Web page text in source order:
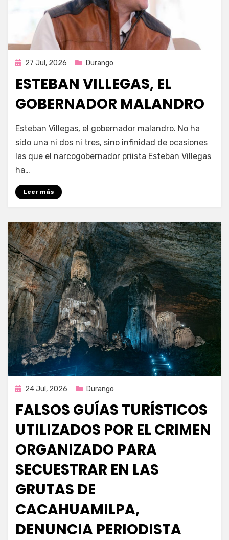
Publicada
27 Jul, 2026 Durango
ESTEBAN VILLEGAS, EL
GOBERNADOR MALANDRO
por Fernando Miranda Servín
Esteban Villegas, el gobernador malandro. No ha
sido una ni dos ni tres, sino infinidad de ocasiones
las que el narcogobernador priista Esteban Villegas
ha…
Leer más
Publicada
24 Jul, 2026 Durango
FALSOS GUÍAS TURÍSTICOS
UTILIZADOS POR EL CRIMEN
ORGANIZADO PARA
SECUESTRAR EN LAS
GRUTAS DE
CACAHUAMILPA,
DENUNCIA PERIODISTA